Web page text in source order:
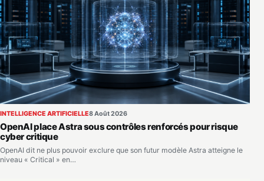
INTELLIGENCE ARTIFICIELLE8 Août 2026
OpenAI place Astra sous contrôles renforcés pour risque
cyber critique
OpenAI dit ne plus pouvoir exclure que son futur modèle Astra atteigne le
niveau « Critical » en…